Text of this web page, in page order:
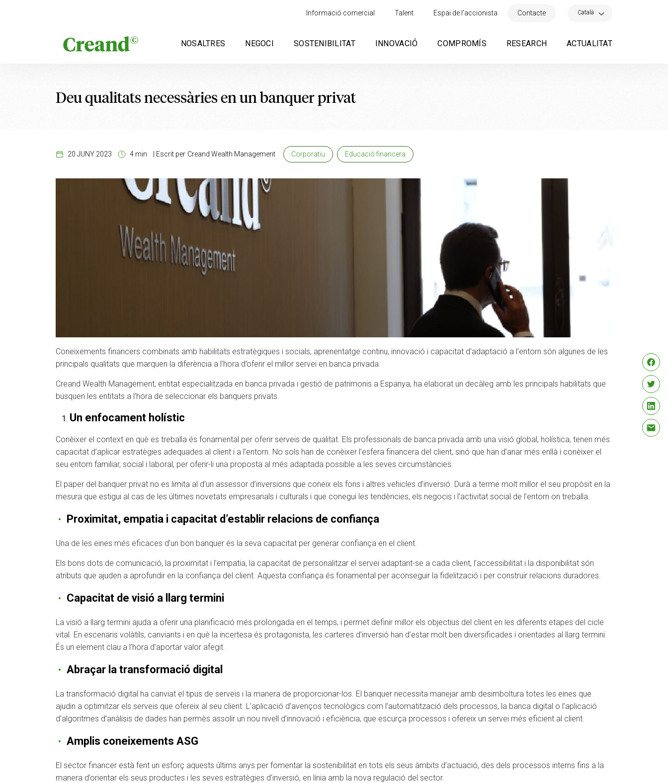
Informació comercial Talent Espai de l'accionista Contacte Català
NOSALTRES NEGOCI SOSTENIBILITAT INNOVACIÓ COMPROMÍS RESEARCH ACTUALITAT
Deu qualitats necessàries en un banquer privat
20 JUNY 2023 4 min Escrit per Creand Wealth Management Corporatiu Educació financera
Coneixements financers combinats amb habilitats estratègiques i socials, aprenentatge continu, innovació i capacitat d’adaptació a l’entorn són algunes de les
principals qualitats que marquen la diferència a l’hora d’oferir el millor servei en banca privada.
Creand Wealth Management, entitat especialitzada en banca privada i gestió de patrimonis a Espanya, ha elaborat un decàleg amb les principals habilitats que
busquen les entitats a l’hora de seleccionar els banquers privats.
Un enfocament holístic
Conèixer el context en què es treballa és fonamental per oferir serveis de qualitat. Els professionals de banca privada amb una visió global, holística, tenen més
capacitat d’aplicar estratègies adequades al client i a l’entorn. No sols han de conèixer l’esfera financera del client, sinó que han d’anar més enllà i conèixer el
seu entorn familiar, social i laboral, per oferir-li una proposta al més adaptada possible a les seves circumstàncies.
El paper del banquer privat no es limita al d’un assessor d’inversions que coneix els fons i altres vehicles d’inversió. Durà a terme molt millor el seu propòsit en la
mesura que estigui al cas de les últimes novetats empresarials i culturals i que conegui les tendències, els negocis i l’activitat social de l’entorn on treballa.
Proximitat, empatia i capacitat d’establir relacions de confiança
Una de les eines més eficaces d’un bon banquer és la seva capacitat per generar confiança en el client.
Els bons dots de comunicació, la proximitat i l’empatia, la capacitat de personalitzar el servei adaptant-se a cada client, l’accessibilitat i la disponibilitat són
atributs que ajuden a aprofundir en la confiança del client. Aquesta confiança és fonamental per aconseguir la fidelització i per construir relacions duradores.
Capacitat de visió a llarg termini
La visió a llarg termini ajuda a oferir una planificació més prolongada en el temps, i permet definir millor els objectius del client en les diferents etapes del cicle
vital. En escenaris volàtils, canviants i en què la incertesa és protagonista, les carteres d’inversió han d’estar molt ben diversificades i orientades al llarg termini.
És un element clau a l’hora d’aportar valor afegit.
Abraçar la transformació digital
La transformació digital ha canviat el tipus de serveis i la manera de proporcionar-los. El banquer necessita manejar amb desimboltura totes les eines que
ajudin a optimitzar els serveis que ofereix al seu client. L’aplicació d’avenços tecnològics com l’automatització dels processos, la banca digital o l’aplicació
d’algoritmes d’anàlisis de dades han permès assolir un nou nivell d’innovació i eficiència, que escurça processos i ofereix un servei més eficient al client.
Amplis coneixements ASG
El sector financer està fent un esforç aquests últims anys per fomentar la sostenibilitat en tots els seus àmbits d’actuació, des dels processos interns fins a la
manera d’orientar els seus productes i les seves estratègies d’inversió, en línia amb la nova regulació del sector.